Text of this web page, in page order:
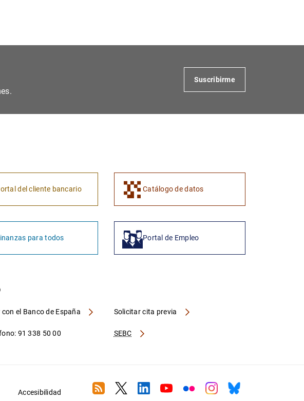
Suscribirme
del cliente bancario Catálogo de datos
para todos Portal de Empleo
el Banco de España
SEBC
Solicitar cita previa
91 338 50 00
Accesibilidad RSS TwitterLinkedin
YoutubeFlickrInstagram
Bluesky